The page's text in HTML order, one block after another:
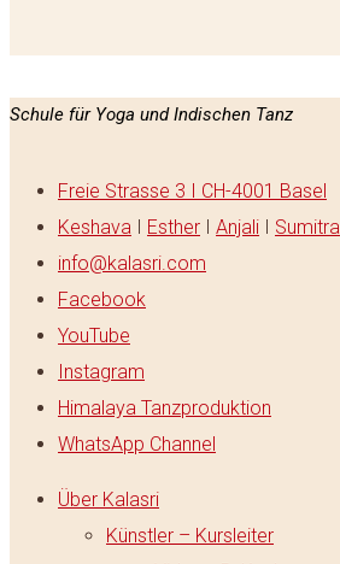
Schule für Yoga und Indischen Tanz
Freie Strasse 3 I CH-4001 Basel
Keshava I Esther I Anjali I Sumitra
info@kalasri.com
Facebook
YouTube
Instagram
Himalaya Tanzproduktion
WhatsApp Channel
Über Kalasri
Künstler – Kursleiter